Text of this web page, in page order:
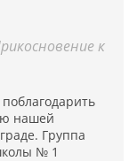
к
нашей
Группа
№ 1